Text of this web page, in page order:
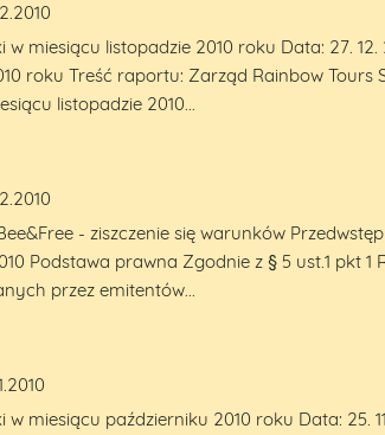
miesiącu listopadzie 2010 roku Data: 27.
roku Treść raportu: Zarząd Rainbow
listopadzie 2010...
- ziszczenie się warunków
Podstawa prawna Zgodnie z § 5 ust.1 pkt
przez emitentów...
miesiącu październiku 2010 roku Data: